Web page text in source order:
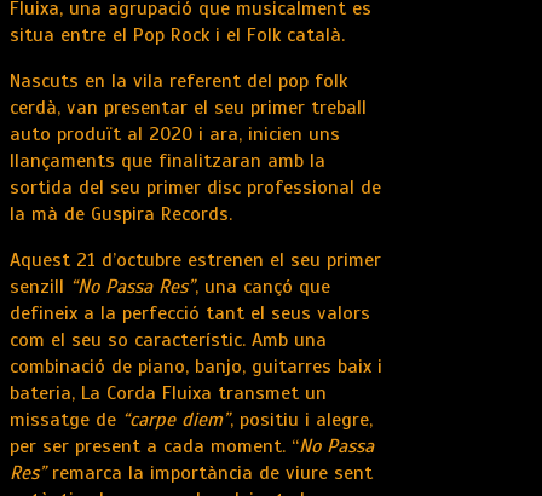
Fluixa, una agrupació que musicalment es
situa entre el Pop Rock i el Folk català.
Nascuts en la vila referent del pop folk
cerdà, van presentar el seu primer treball
auto produït al 2020 i ara, inicien uns
llançaments que finalitzaran amb la
sortida del seu primer disc professional de
la mà de Guspira Records.
Aquest 21 d’octubre estrenen el seu primer
senzill “No Passa Res”, una cançó que
defineix a la perfecció tant el seus valors
com el seu so característic. Amb una
combinació de piano, banjo, guitarres baix i
bateria, La Corda Fluixa transmet un
missatge de “carpe diem”, positiu i alegre,
per ser present a cada moment. “No Passa
Res”remarca la importància de viure sent